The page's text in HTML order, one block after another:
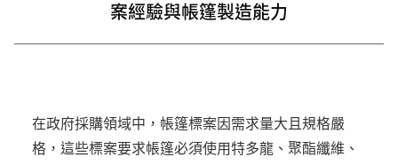
案經驗與帳篷製造能力
在政府採購領域中，帳篷標案因需求量大且規格嚴
格，這些標案要求帳篷必須使用特多龍、聚酯纖維、